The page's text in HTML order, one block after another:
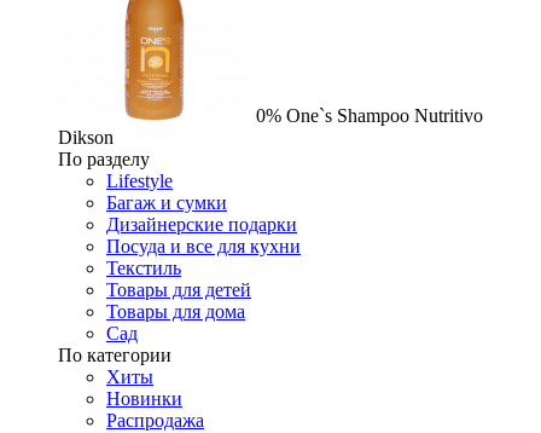
0% One`s Shampoo Nutritivo
Dikson
По разделу
Lifestyle
Багаж и сумки
Дизайнерские подарки
Посуда и все для кухни
Текстиль
Товары для детей
Товары для дома
Сад
По категории
Хиты
Новинки
Распродажа